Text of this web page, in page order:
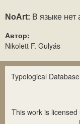
n
u
NoArt: В языке нет
Автор:
Nikolett F. Gulyás
Typological
This work is licensed